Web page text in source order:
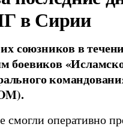
в Сирии
союзников в
боевиков
смогли оперативно